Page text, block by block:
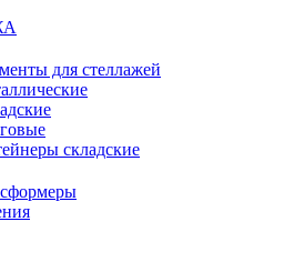
для стеллажей
складские